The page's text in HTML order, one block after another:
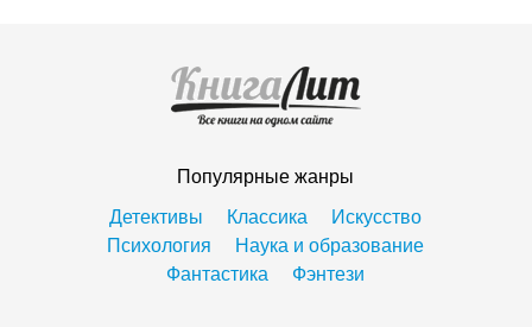
Популярные жанры
Детективы
Классика
Искусство
Психология
Наука и образование
Фантастика
Фэнтези